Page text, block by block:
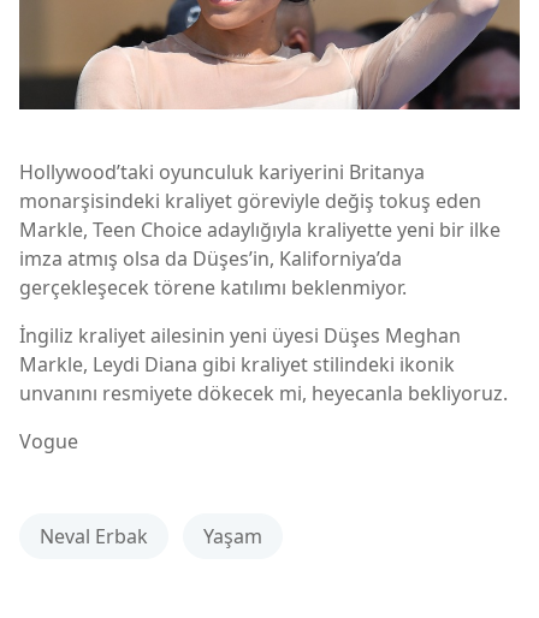
Hollywood’taki oyunculuk kariyerini Britanya
monarşisindeki kraliyet göreviyle değiş tokuş eden
Markle, Teen Choice adaylığıyla kraliyette yeni bir ilke
imza atmış olsa da Düşes’in, Kaliforniya’da
gerçekleşecek törene katılımı beklenmiyor.
İngiliz kraliyet ailesinin yeni üyesi Düşes Meghan
Markle, Leydi Diana gibi kraliyet stilindeki ikonik
unvanını resmiyete dökecek mi, heyecanla bekliyoruz.
Vogue
Neval Erbak Yaşam